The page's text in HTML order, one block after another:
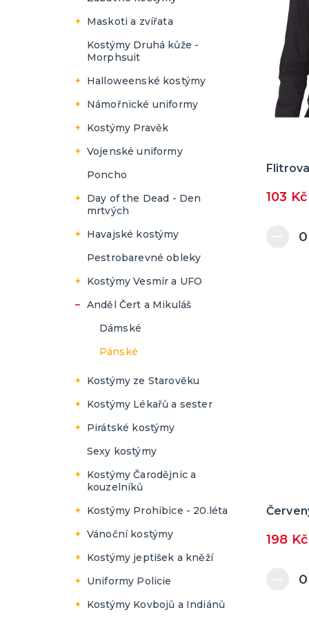
Pánské
Maskoti a zvířata
Dámské
Pánské
Kostýmy Druhá kůže -
Morphsuit
Halloweenské kostýmy
Dámské
Pánské
Námořnické uniformy
Dámské
Pánské
Kostýmy Pravěk
Dámské
Pánské
Vojenské uniformy
Dámské
Pánské
Poncho
Day of the Dead - Den
mrtvých
Dámské
Pánské
Havajské kostýmy
Dámské
Pánské
Pestrobarevné obleky
Kostýmy Vesmír a UFO
Dámské
Pánské
Anděl Čert a Mikuláš
Dámské
Pánské
Kostýmy ze Starověku
Dámské
Pánské
Kostýmy Lékařů a sester
Dámské
Pánské
Pirátské kostýmy
Dámské
Pánské
Sexy kostýmy
Kostýmy Čarodějnic a
kouzelníků
Dámské
Pánské
Kostýmy Prohibice - 20.léta
Dámské
Pánské
Vánoční kostýmy
Dámské
Pánské
Kostýmy jeptišek a kněží
Dámské
Pánské
Uniformy Policie
Dámské
Kostýmy Kovbojů a Indiánů
103 Kč
198 Kč